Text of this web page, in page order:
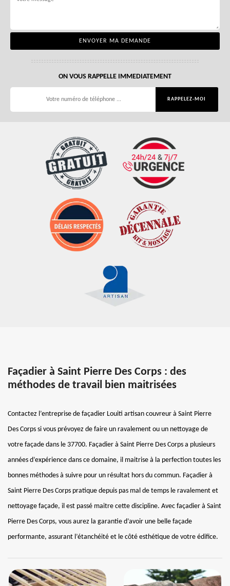
ON VOUS RAPPELLE IMMEDIATEMENT
Façadier à Saint Pierre Des Corps : des
méthodes de travail bien maitrisées
Contactez l’entreprise de façadier Louiti artisan couvreur à Saint Pierre
Des Corps si vous prévoyez de faire un ravalement ou un nettoyage de
votre façade dans le 37700. Façadier à Saint Pierre Des Corps a plusieurs
années d’expérience dans ce domaine, il maitrise à la perfection toutes les
bonnes méthodes à suivre pour un résultat hors du commun. Façadier à
Saint Pierre Des Corps pratique depuis pas mal de temps le ravalement et
nettoyage façade, il est passé maitre cette discipline. Avec façadier à Saint
Pierre Des Corps, vous aurez la garantie d’avoir une belle façade
performante, assurant l’étanchéité et le côté esthétique de votre édifice.